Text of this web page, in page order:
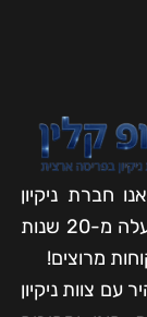
חברת ניקיון
ותיקה עם למעלה מ-20 שנות
מרוצים!
עם צוות ניקיון